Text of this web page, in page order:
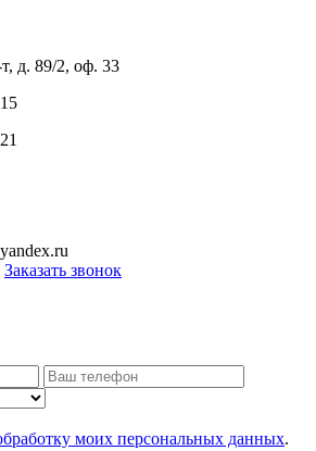
д. 89/2, оф. 33
Заказать звонок
моих персональных данных.